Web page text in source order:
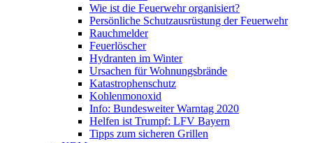
Wie ist die Feuerwehr organisiert?
Persönliche Schutzausrüstung der Feuerwehr
Rauchmelder
Feuerlöscher
Hydranten im Winter
Ursachen für Wohnungsbrände
Katastrophenschutz
Kohlenmonoxid
Info: Bundesweiter Warntag 2020
Helfen ist Trumpf: LFV Bayern
Tipps zum sicheren Grillen